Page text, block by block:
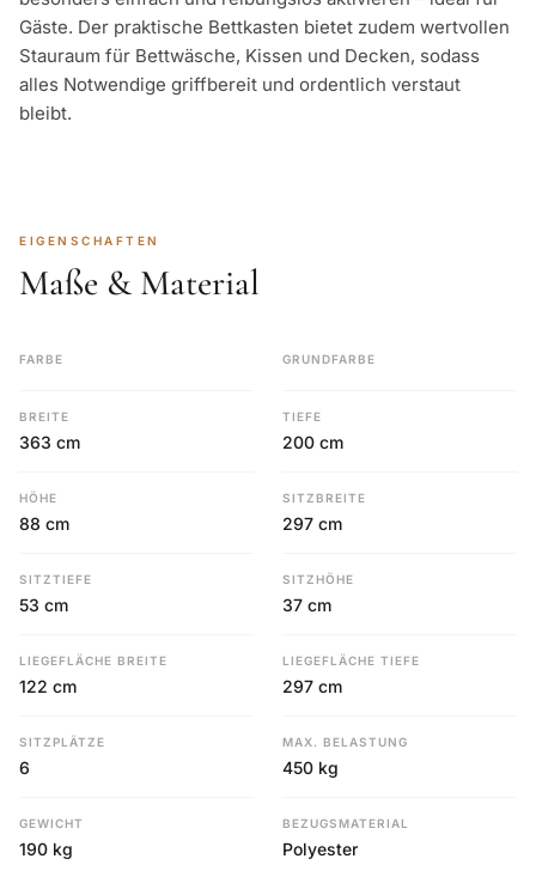
Gäste. Der praktische Bettkasten bietet zudem wertvollen
Stauraum für Bettwäsche, Kissen und Decken, sodass
alles Notwendige griffbereit und ordentlich verstaut
bleibt.
EIGENSCHAFTEN
Maße & Material
FARBE GRUNDFARBE
BREITE
363 cm
TIEFE
200 cm
HÖHE
88 cm
SITZBREITE
297 cm
SITZTIEFE
53 cm
SITZHÖHE
37 cm
LIEGEFLÄCHE BREITE
122 cm
LIEGEFLÄCHE TIEFE
297 cm
SITZPLÄTZE
6
MAX. BELASTUNG
450 kg
GEWICHT
190 kg
BEZUGSMATERIAL
Polyester